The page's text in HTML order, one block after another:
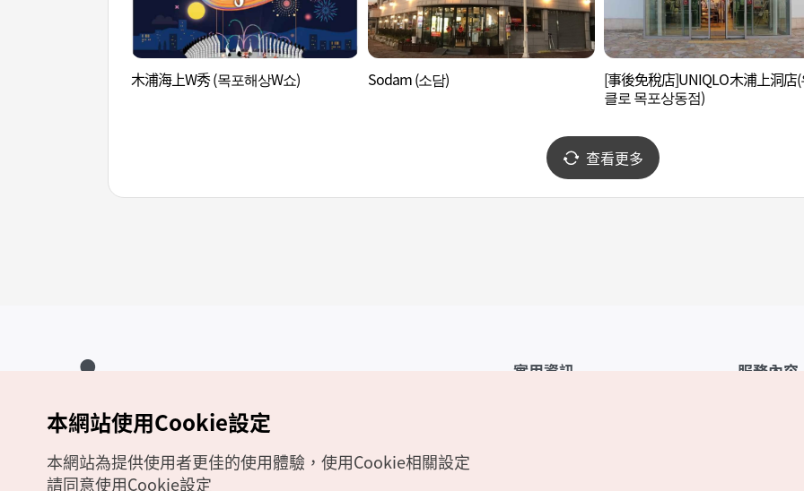
木浦海上W秀 (목포해상W쇼) Sodam (소담)
[事後免稅店]UNIQLO木浦上洞店
클로 목포상동점)
查看更多
實用資訊 服務內容
Copyrights (c) 韓國觀光公社版權所有
如有相關疑問或建議，歡迎來信至官方信箱
本網站使用Cookie設定
本網站為提供使用者更佳的使用體驗，使用Cookie相關設定
請同意使用Cookie設定